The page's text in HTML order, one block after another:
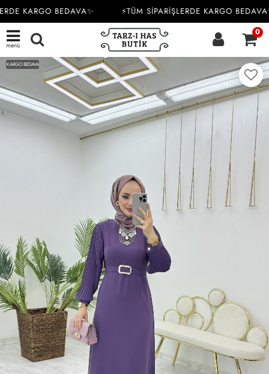
KARGO BEDAVA✨ ⚡TÜM SİPARİŞLERDE KARGO BEDAVA✨
menü
0
KARGO BEDAVA